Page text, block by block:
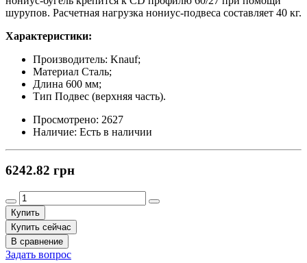
шурупов. Расчетная нагрузка нониус-подвеса составляет 40 кг.
Характеристики:
Производитель: Knauf;
Материал Сталь;
Длина 600 мм;
Тип Подвес (верхняя часть).
Просмотрено: 2627
Наличие: Есть в наличии
6242.82 грн
Купить
Купить сейчас
В сравнение
Задать вопрос